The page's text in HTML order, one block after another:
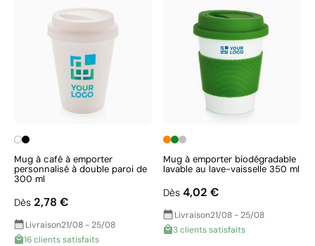
Mug à café à emporter
personnalisé à double paroi de
300 ml
Dès 2,78 €
Livraison21/08 - 25/08
16 clients satisfaits
Mug à emporter biodégradable
lavable au lave-vaisselle 350 ml
Dès 4,02 €
Livraison21/08 - 25/08
3 clients satisfaits